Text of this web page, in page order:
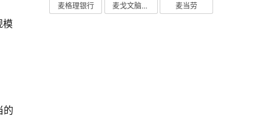
模
的
麦格理银行
麦戈文脑研究所 麦当劳